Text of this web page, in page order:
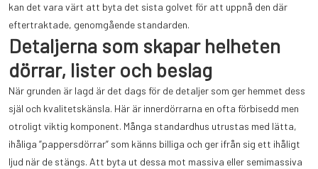
kan det vara värt att byta det sista golvet för att uppnå den där
eftertraktade, genomgående standarden.
Detaljerna som skapar helheten
dörrar, lister och beslag
När grunden är lagd är det dags för de detaljer som ger hemmet dess
själ och kvalitetskänsla. Här är innerdörrarna en ofta förbisedd men
otroligt viktig komponent. Många standardhus utrustas med lätta,
ihåliga ”pappersdörrar” som känns billiga och ger ifrån sig ett ihåligt
ljud när de stängs. Att byta ut dessa mot massiva eller semimassiva